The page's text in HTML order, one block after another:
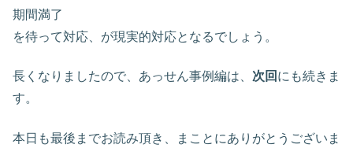
期間満了
を待って対応、が現実的対応となるでしょう。
長くなりましたので、あっせん事例編は、 次回 にも続きま
す。
本日も最後までお読み頂き、まことにありがとうございま